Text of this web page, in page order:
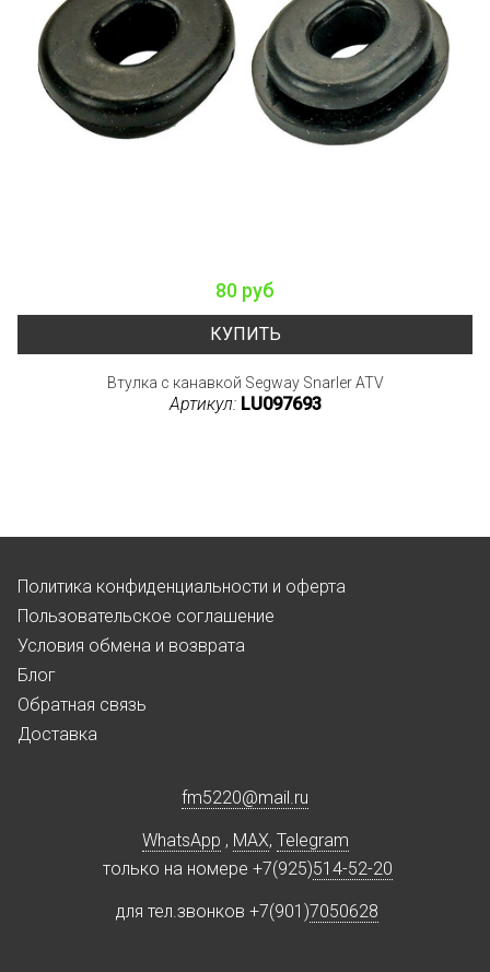
80 руб
КУПИТЬ
Втулка с канавкой Segway Snarler ATV
Артикул: LU097693
Политика конфиденциальности и оферта
Пользовательское соглашение
Условия обмена и возврата
Блог
Обратная связь
Доставка
fm5220@mail.ru
WhatsApp , MAX, Telegram
только на номере +7(925)514-52-20
для тел.звонков +7(901)7050628